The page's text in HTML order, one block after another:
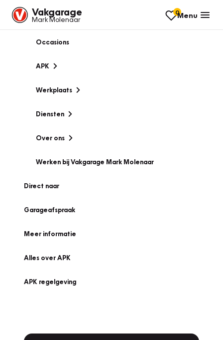
Vakgarage
Mark Molenaar
0Menu
Occasions
APK
Werkplaats
Diensten
Over ons
Werken bij Vakgarage Mark Molenaar
Direct naar
Garageafspraak
Meer informatie
Alles over APK
APK regelgeving